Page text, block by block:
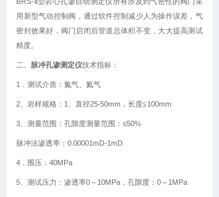
用新型气动控制阀，通过软件控制减少人为操作误差，气
密封效果好，阀门启闭后管道总体积不变，大大提高测试
精度。
二、 脉冲孔渗测定仪技术指标：
1．测试介质：氮气、氦气
2、岩样规格：1、直径25-50mm，长度≦100mm
3、测量范围：孔隙度测量范围：≤50%
脉冲法渗透率：0.00001mD-1mD
4．围压：40MPa
5、测试压力：渗透率0～10MPa，孔隙度：0～1MPa